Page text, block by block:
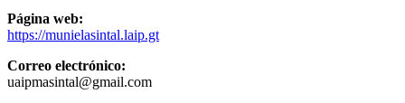
Página web:
https://munielasintal.laip.gt
Correo electrónico:
uaipmasintal@gmail.com